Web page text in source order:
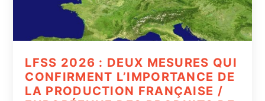
LFSS 2026 : DEUX MESURES QUI
CONFIRMENT L’IMPORTANCE DE
LA PRODUCTION FRANÇAISE /